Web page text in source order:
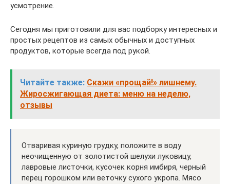
усмотрение.
Сегодня мы приготовили для вас подборку интересных и
простых рецептов из самых обычных и доступных
продуктов, которые всегда под рукой.
Читайте также: Скажи «прощай!» лишнему.
Жиросжигающая диета: меню на неделю,
отзывы
Отваривая куриную грудку, положите в воду
неочищенную от золотистой шелухи луковицу,
лавровые листочки, кусочек корня имбиря, черный
перец горошком или веточку сухого укропа. Мясо